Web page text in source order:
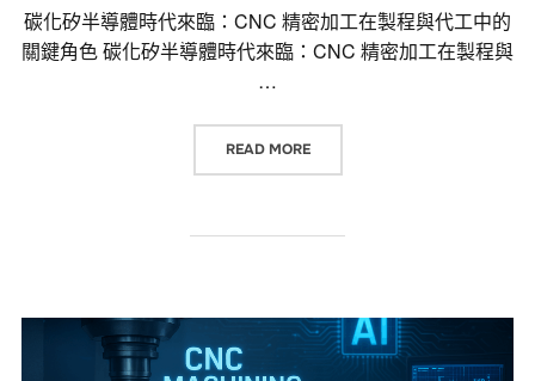
碳化矽半導體時代來臨：CNC 精密加工在製程與代工中的
關鍵角色 碳化矽半導體時代來臨：CNC 精密加工在製程與
…
READ MORE“碳化矽半導體時代來臨：CNC 精